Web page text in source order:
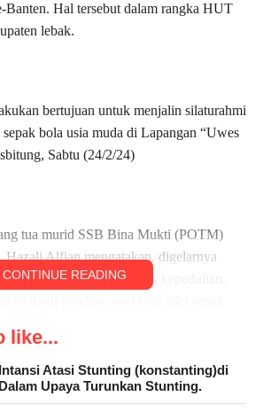
Banten. Hal tersebut dalam rangka HUT
lebak.
bertujuan untuk menjalin silaturahmi
sepak bola usia muda di Lapangan “Uwes
Sabtu (24/2/24)
tua murid SSB Bina Mukti (POTM)
Hazali Alfian mengatakan, digelarnya
dini itu merupakan bentuk kepedulian,
tersebut anak-anak dapat diberikan
CONTINUE READING
like...
Atasi Stunting (konstanting)di
Upaya Turunkan Stunting.